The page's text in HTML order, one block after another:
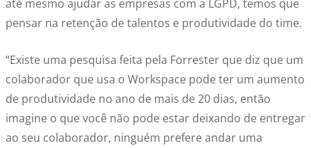
até mesmo ajudar as empresas com a LGPD, temos que
pensar na retenção de talentos e produtividade do time.
“Existe uma pesquisa feita pela Forrester que diz que um
colaborador que usa o Workspace pode ter um aumento
de produtividade no ano de mais de 20 dias, então
imagine o que você não pode estar deixando de entregar
ao seu colaborador, ninguém prefere andar uma